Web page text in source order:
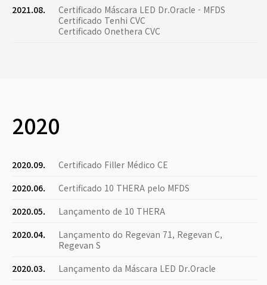
2021.08.
Certificado Máscara LED Dr.Oracle - MFDS
Certificado Tenhi CVC
Certificado Onethera CVC
2020
2020.09.
Certificado Filler Médico CE
2020.06.
Certificado 10 THERA pelo MFDS
2020.05.
Lançamento de 10 THERA
2020.04.
Lançamento do Regevan 71, Regevan C,
Regevan S
2020.03.
Lançamento da Máscara LED Dr.Oracle